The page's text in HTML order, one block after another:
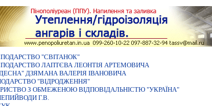
"СВIТАНОК"
ЛАПТЄВА ЛЕОНТIЯ АРТЕМОВИЧА
ДЗЯМАНА ВАЛЕРIЯ IВАНОВИЧА
"ВІДРОДЖЕННЯ"
З ОБМЕЖЕНОЮ ВIДПОВIДАЛЬНIСТЮ "УКРАЇНА"
Г.В.